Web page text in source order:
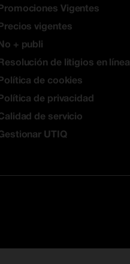
Vigentes
vigentes
+ publi
de litigios en línea
de cookies
de privacidad
de servicio
UTIQ